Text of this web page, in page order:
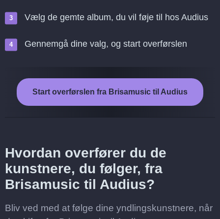
Vælg de gemte album, du vil føje til hos Audius
Gennemgå dine valg, og start overførslen
Start overførslen fra Brisamusic til Audius
Hvordan overfører du de
kunstnere, du følger, fra
Brisamusic til Audius?
Bliv ved med at følge dine yndlingskunstnere, når